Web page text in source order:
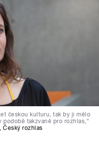
českou kulturu, tak by ji mělo
takzvaně pro rozhlas,“
,Český rozhlas